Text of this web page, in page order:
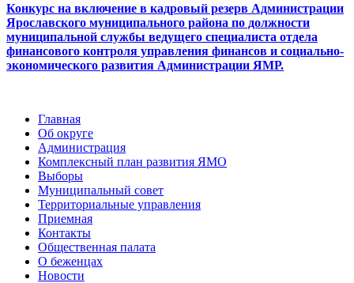
Конкурс на включение в кадровый резерв Администрации
Ярославского муниципального района по должности
муниципальной службы ведущего специалиста отдела
финансового контроля управления финансов и социально-
экономического развития Администрации ЯМР.
Главная
Об округе
Администрация
Комплексный план развития ЯМО
Выборы
Муниципальный совет
Территориальные управления
Приемная
Контакты
Общественная палата
О беженцах
Новости